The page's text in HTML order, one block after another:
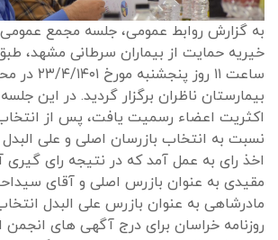
به گزارش روابط عمومی، جلسه مجمع عمومی
خیریه حمایت از بیماران سرطانی مشهد،
ساعت ۱۱ روز
بیمارستان ناظران برگزار گردید. در این
اکثریت اعضاء رسمیت یافت، پس از
نسبت به انتخاب بازرسان اصلی و علی
اخذ رای به عمل آمد که در نتیجه رای
مقیدی به عنوان بازرس اصلی و آقای
مادرشاهی به عنوان بازرس علی البدل
روزنامه خراسان برای درج آگهی های